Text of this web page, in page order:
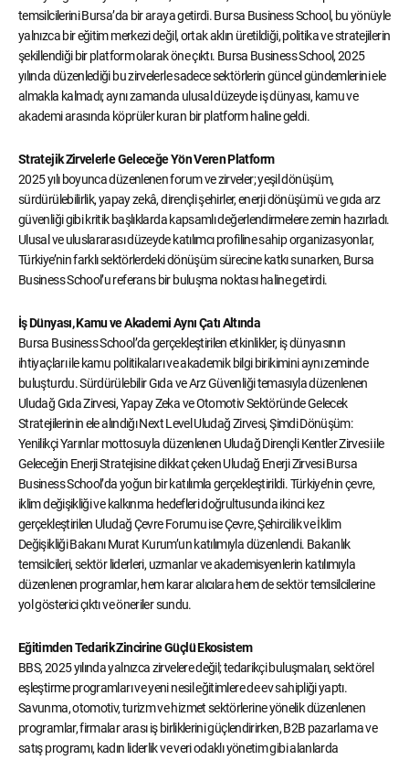
temsilcilerini Bursa’da bir araya getirdi. Bursa Business School, bu yönüyle
yalnızca bir eğitim merkezi değil, ortak aklın üretildiği, politika ve stratejilerin
şekillendiği bir platform olarak öne çıktı. Bursa Business School, 2025
yılında düzenlediği bu zirvelerle sadece sektörlerin güncel gündemlerini ele
almakla kalmadı; aynı zamanda ulusal düzeyde iş dünyası, kamu ve
akademi arasında köprüler kuran bir platform haline geldi.
Stratejik Zirvelerle Geleceğe Yön Veren Platform
2025 yılı boyunca düzenlenen forum ve zirveler; yeşil dönüşüm,
sürdürülebilirlik, yapay zekâ, dirençli şehirler, enerji dönüşümü ve gıda arz
güvenliği gibi kritik başlıklarda kapsamlı değerlendirmelere zemin hazırladı.
Ulusal ve uluslararası düzeyde katılımcı profiline sahip organizasyonlar,
Türkiye’nin farklı sektörlerdeki dönüşüm sürecine katkı sunarken, Bursa
Business School’u referans bir buluşma noktası haline getirdi.
İş Dünyası, Kamu ve Akademi Aynı Çatı Altında
Bursa Business School’da gerçekleştirilen etkinlikler, iş dünyasının
ihtiyaçları ile kamu politikaları ve akademik bilgi birikimini aynı zeminde
buluşturdu. Sürdürülebilir Gıda ve Arz Güvenliği temasıyla düzenlenen
Uludağ Gıda Zirvesi, Yapay Zeka ve Otomotiv Sektöründe Gelecek
Stratejilerinin ele alındığı Next Level Uludağ Zirvesi, Şimdi Dönüşüm:
Yenilikçi Yarınlar mottosuyla düzenlenen Uludağ Dirençli Kentler Zirvesi ile
Geleceğin Enerji Stratejisine dikkat çeken Uludağ Enerji Zirvesi Bursa
Business School’da yoğun bir katılımla gerçekleştirildi. Türkiye’nin çevre,
iklim değişikliği ve kalkınma hedefleri doğrultusunda ikinci kez
gerçekleştirilen Uludağ Çevre Forumu ise Çevre, Şehircilik ve İklim
Değişikliği Bakanı Murat Kurum’un katılımıyla düzenlendi. Bakanlık
temsilcileri, sektör liderleri, uzmanlar ve akademisyenlerin katılımıyla
düzenlenen programlar, hem karar alıcılara hem de sektör temsilcilerine
yol gösterici çıktı ve öneriler sundu.
Eğitimden Tedarik Zincirine Güçlü Ekosistem
BBS, 2025 yılında yalnızca zirvelere değil; tedarikçi buluşmaları, sektörel
eşleştirme programları ve yeni nesil eğitimlere de ev sahipliği yaptı.
Savunma, otomotiv, turizm ve hizmet sektörlerine yönelik düzenlenen
programlar, firmalar arası iş birliklerini güçlendirirken, B2B pazarlama ve
satış programı, kadın liderlik ve veri odaklı yönetim gibi alanlarda